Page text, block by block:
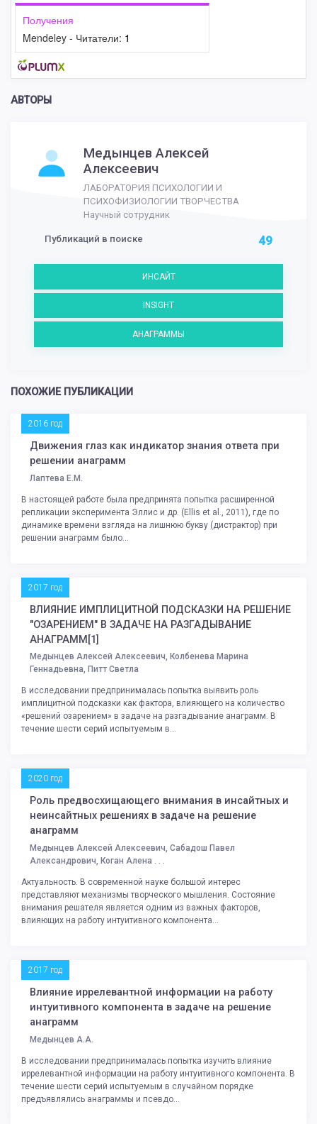
Получения
Mendeley - Читатели: 1
АВТОРЫ
Медынцев Алексей
Алексеевич
ЛАБОРАТОРИЯ ПСИХОЛОГИИ И
ПСИХОФИЗИОЛОГИИ ТВОРЧЕСТВА
Научный сотрудник
Публикаций в поиске 49
ИНСАЙТ
INSIGHT
АНАГРАММЫ
ПОХОЖИЕ ПУБЛИКАЦИИ
2016 год
Движения глаз как индикатор знания ответа при
решении анаграмм
Лаптева Е.М.
В настоящей работе была предпринята попытка расширенной
репликации эксперимента Эллис и др. (Ellis et al., 2011), где по
динамике времени взгляда на лишнюю букву (дистрактор) при
решении анаграмм было...
2017 год
ВЛИЯНИЕ ИМПЛИЦИТНОЙ ПОДСКАЗКИ НА РЕШЕНИЕ
"ОЗАРЕНИЕМ" В ЗАДАЧЕ НА РАЗГАДЫВАНИЕ
АНАГРАММ[1]
Медынцев Алексей Алексеевич, Колбенева Марина
Геннадьевна, Питт Светла
В исследовании предпринималась попытка выявить роль
имплицитной подсказки как фактора, влияющего на количество
«решений озарением» в задаче на разгадывание анаграмм. В
течение шести серий испытуемым в...
2020 год
Роль предвосхищающего внимания в инсайтных и
неинсайтных решениях в задаче на решение
анаграмм
Медынцев Алексей Алексеевич, Сабадош Павел
Александрович, Коган Алена . . .
Актуальность. В современной науке большой интерес
представляют механизмы творческого мышления. Состояние
внимания решателя является одним из важных факторов,
влияющих на работу интуитивного компонента...
2017 год
Влияние иррелевантной информации на работу
интуитивного компонента в задаче на решение
анаграмм
Медынцев А.А.
В исследовании предпринималась попытка изучить влияние
иррелевантной информации на работу интуитивного компонента. В
течение шести серий испытуемым в случайном порядке
предъявлялись анаграммы и псевдо...